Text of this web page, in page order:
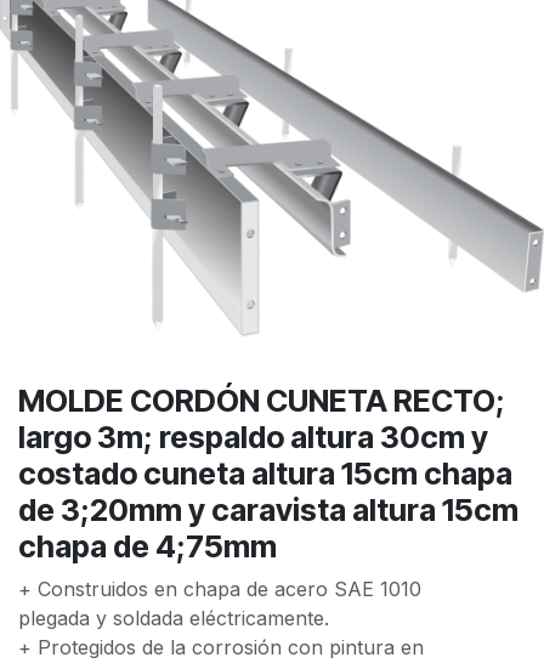
MOLDE CORDÓN CUNETA RECTO;
largo 3m; respaldo altura 30cm y
costado cuneta altura 15cm chapa
de 3;20mm y caravista altura 15cm
chapa de 4;75mm
+ Construidos en chapa de acero SAE 1010
plegada y soldada eléctricamente.
+ Protegidos de la corrosión con pintura en